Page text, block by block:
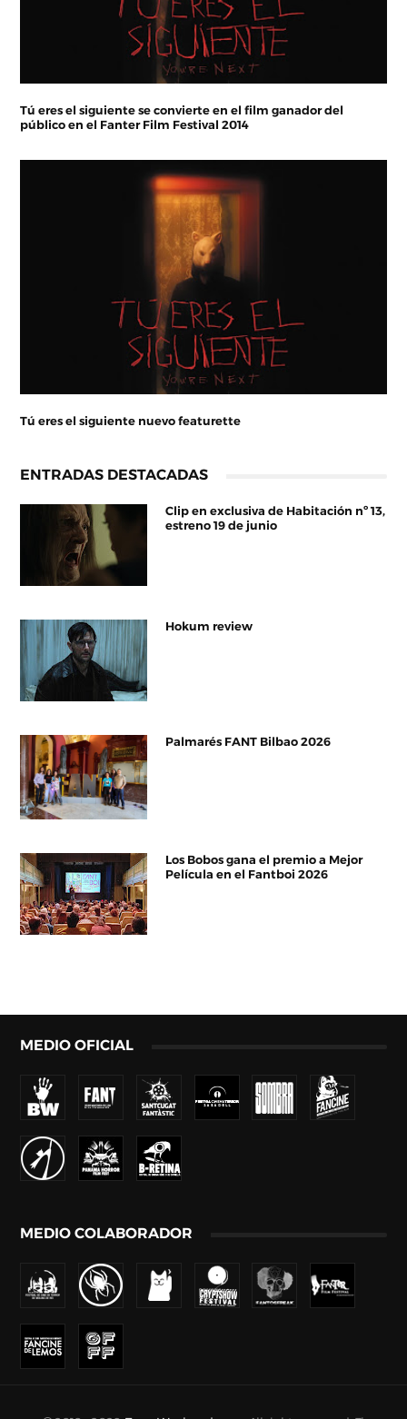
Tú eres el siguiente se convierte en el film ganador del
público en el Fanter Film Festival 2014
Tú eres el siguiente nuevo featurette
ENTRADAS DESTACADAS
Clip en exclusiva de Habitación nº 13,
estreno 19 de junio
Hokum review
Palmarés FANT Bilbao 2026
Los Bobos gana el premio a Mejor
Película en el Fantboi 2026
MEDIO OFICIAL
MEDIO COLABORADOR